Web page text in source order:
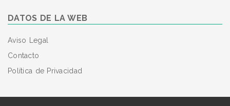
DATOS DE LA WEB
Aviso Legal
Contacto
Política de Privacidad